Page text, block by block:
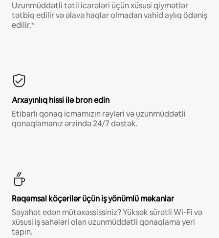
Uzunmüddətli tətil icarələri üçün xüsusi qiymətlər
tətbiq edilir və əlavə haqlar olmadan vahid aylıq ödəniş
edilir.*
Arxayınlıq hissi ilə bron edin
Etibarlı qonaq icmamızın rəyləri və uzunmüddətli
qonaqlamanız ərzində 24/7 dəstək.
Rəqəmsal köçərilər üçün iş yönümlü məkanlar
Səyahət edən mütəxəssissiniz? Yüksək sürətli Wi-Fi və
xüsusi iş sahələri olan uzunmüddətli qonaqlama yeri
tapın.